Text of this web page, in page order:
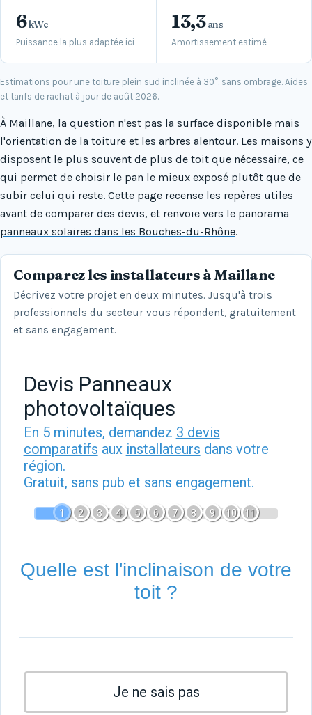
Puissance la plus adaptée ici
6kWc
Amortissement estimé
13,3ans
Estimations pour une toiture plein sud inclinée à 30°, sans ombrage. Aides
et tarifs de rachat à jour de août 2026.
À Maillane, la question n'est pas la surface disponible mais
l'orientation de la toiture et les arbres alentour. Les maisons y
disposent le plus souvent de plus de toit que nécessaire, ce
qui permet de choisir le pan le mieux exposé plutôt que de
subir celui qui reste. Cette page recense les repères utiles
avant de comparer des devis, et renvoie vers le panorama
panneaux solaires dans les Bouches-du-Rhône.
Comparez les installateurs à Maillane
Décrivez votre projet en deux minutes. Jusqu'à trois
professionnels du secteur vous répondent, gratuitement
et sans engagement.
Devis Panneaux
photovoltaïques
En 5 minutes, demandez 3 devis
comparatifs aux installateurs dans votre
région.
Gratuit, sans pub et sans engagement.
1 2 3 4 5 6 7 8 9 10 11
Quelle est l'inclinaison de votre
toit ?
Je ne sais pas